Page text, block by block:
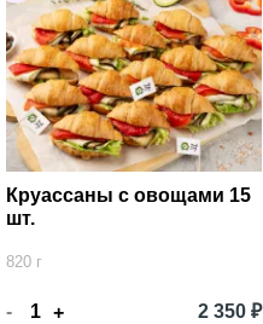
Круассаны с овощами 15
шт.
820 г
- + 2 350 ₽